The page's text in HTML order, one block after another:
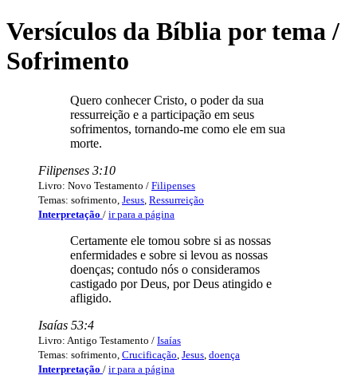
Versículos da Bíblia por tema /
Sofrimento
Quero conhecer Cristo, o poder da sua
ressurreição e a participação em seus
sofrimentos, tornando-me como ele em sua
morte.
Filipenses 3:10
Livro: Novo Testamento / Filipenses
Temas: sofrimento, Jesus Ressurreição
Interpretação / ir para a página
Certamente ele tomou sobre si as nossas
enfermidades e sobre si levou as nossas
doenças; contudo nós o consideramos
castigado por Deus, por Deus atingido e
afligido.
Isaías 53:4
Livro: Antigo Testamento / Isaías
Temas: sofrimento, Crucificação Jesus doença
Interpretação / ir para a página